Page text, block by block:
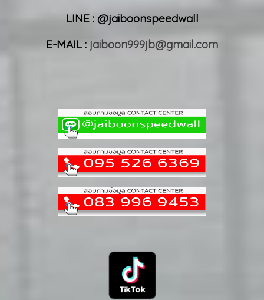
LINE : @jaiboonspeedwall
E-MAIL : jaiboon999jb@gmail.com